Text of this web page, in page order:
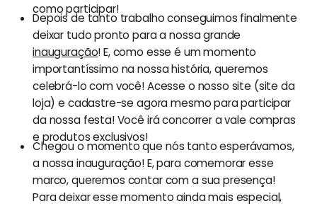
como participar!
Depois de tanto trabalho conseguimos finalmente
deixar tudo pronto para a nossa grande
inauguração! E, como esse é um momento
importantíssimo na nossa história, queremos
celebrá-lo com você! Acesse o nosso site (site da
loja) e cadastre-se agora mesmo para participar
da nossa festa! Você irá concorrer a vale compras
e produtos exclusivos!
Chegou o momento que nós tanto esperávamos,
a nossa inauguração! E, para comemorar esse
marco, queremos contar com a sua presença!
Para deixar esse momento ainda mais especial,